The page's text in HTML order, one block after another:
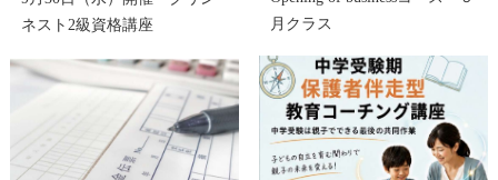
ネスト2級資格講座
月クラス